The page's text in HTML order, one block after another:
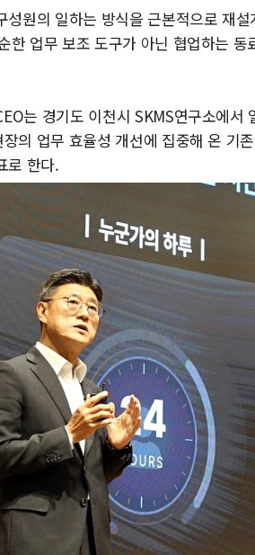
성원의 일하는 방식을 근본적으로 재
한 업무 보조 도구가 아닌 협업하는
는 경기도 이천시 SKMS연구소에
의 업무 효율성 개선에 집중해 온 기
로 한다.